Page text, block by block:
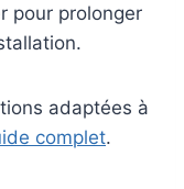
pour prolonger
adaptées à
complet.